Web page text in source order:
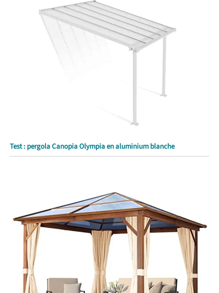
Test : pergola Canopia Olympia en aluminium blanche